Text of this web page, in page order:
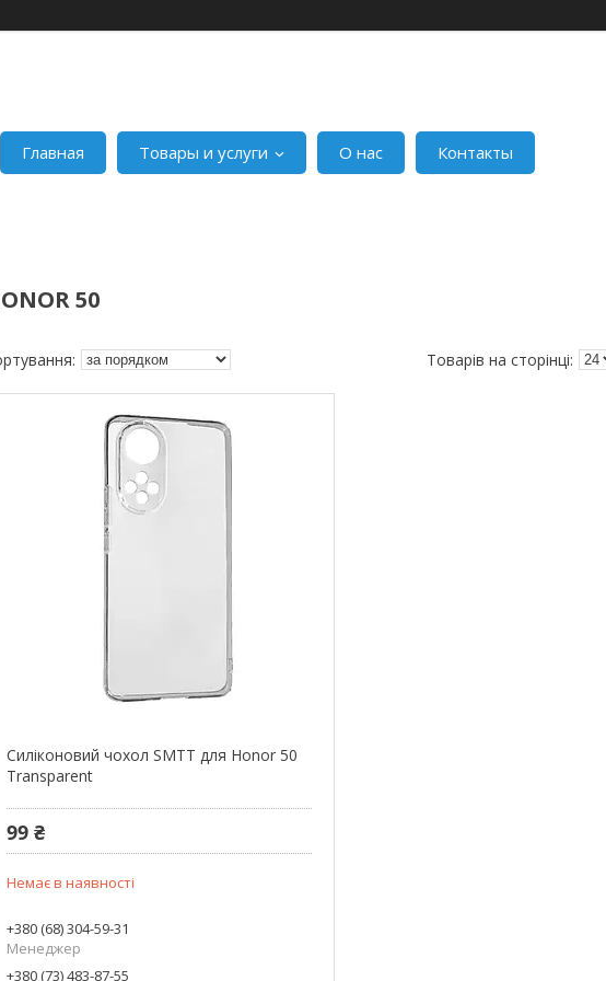
Главная Товары и услуги О нас Контакты
50
Силіконовий чохол SMTT для Honor 50
Transparent
99 ₴
Немає в наявності
+380 (68) 304-59-31
Менеджер
+380 (73) 483-87-55